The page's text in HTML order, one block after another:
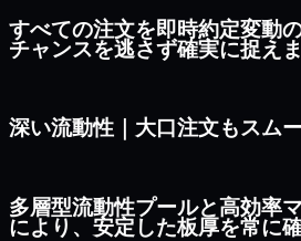
すべての注文を即時約定変動
チャンスを逃さず確実に捉えま
深い流動性｜大口注文もスム
多層型流動性プールと高効率
により、安定した板厚を常に確